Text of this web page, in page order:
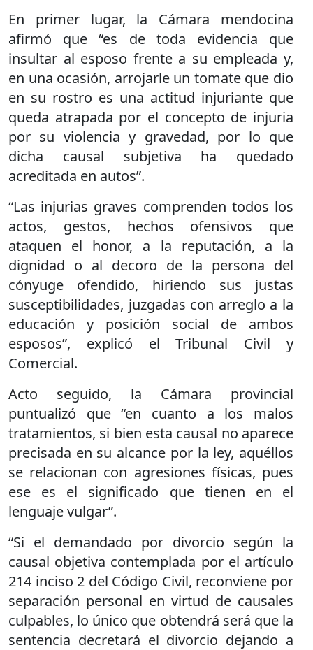
En primer lugar, la Cámara mendocina
afirmó que “es de toda evidencia que
insultar al esposo frente a su empleada y,
en una ocasión, arrojarle un tomate que dio
en su rostro es una actitud injuriante que
queda atrapada por el concepto de injuria
por su violencia y gravedad, por lo que
dicha causal subjetiva ha quedado
acreditada en autos”.
“Las injurias graves comprenden todos los
actos, gestos, hechos ofensivos que
ataquen el honor, a la reputación, a la
dignidad o al decoro de la persona del
cónyuge ofendido, hiriendo sus justas
susceptibilidades, juzgadas con arreglo a la
educación y posición social de ambos
esposos”, explicó el Tribunal Civil y
Comercial.
Acto seguido, la Cámara provincial
puntualizó que “en cuanto a los malos
tratamientos, si bien esta causal no aparece
precisada en su alcance por la ley, aquéllos
se relacionan con agresiones físicas, pues
ese es el significado que tienen en el
lenguaje vulgar”.
“Si el demandado por divorcio según la
causal objetiva contemplada por el artículo
214 inciso 2 del Código Civil, reconviene por
separación personal en virtud de causales
culpables, lo único que obtendrá será que la
sentencia decretará el divorcio dejando a